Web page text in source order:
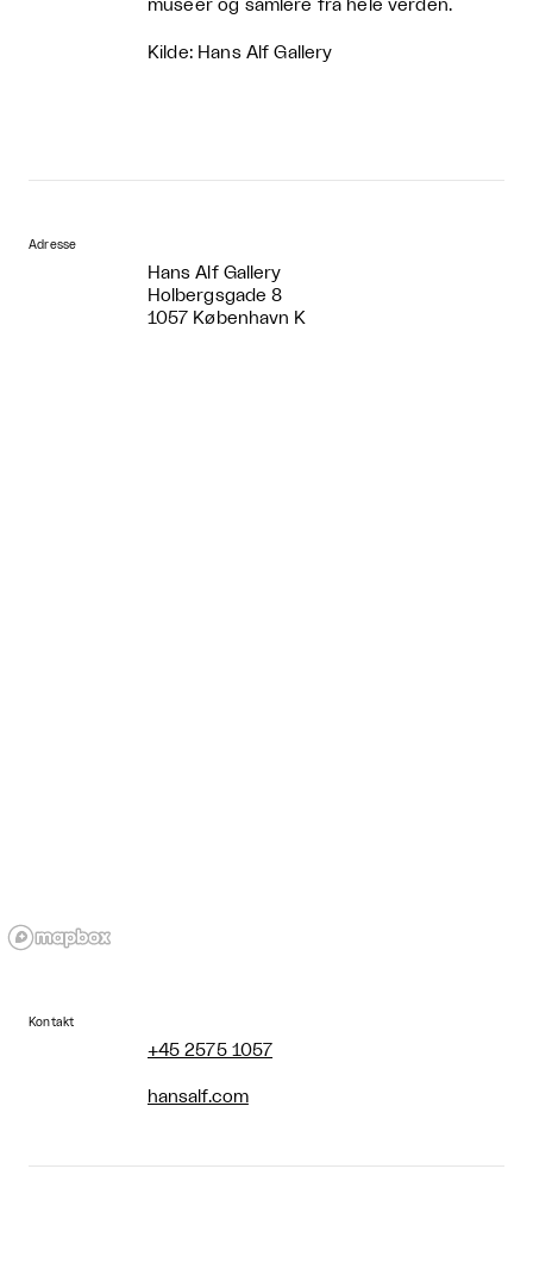
museer og samlere fra hele verden.
Kilde: Hans Alf Gallery
Adresse
Hans Alf Gallery
Holbergsgade 8
1057 København K
Kontakt
+45 2575 1057
hansalf.com